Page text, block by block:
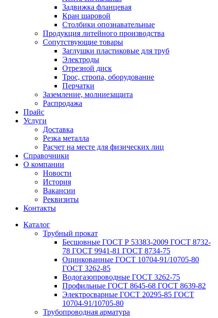
Задвижка фланцевая
Кран шаровой
Столбики опознавательные
Продукция литейного производства
Сопутствующие товары
Заглушки пластиковые для труб
Электроды
Отрезной диск
Трос, стропа, оборудование
Перчатки
Заземление, молниезащита
Распродажа
Прайс
Услуги
Доставка
Резка металла
Расчет на месте для физических лиц
Справочники
О компании
Новости
История
Вакансии
Реквизиты
Контакты
Каталог
Трубный прокат
Беcшовные ГОСТ Р 53383-2009 ГОСТ 8732-
78 ГОСТ 9941-81 ГОСТ 8734-75
Оцинкованные ГОСТ 10704-91/10705-80
ГОСТ 3262-85
Водогазопроводные ГОСТ 3262-75
Профильные ГОСТ 8645-68 ГОСТ 8639-82
Электросварные ГОСТ 20295-85 ГОСТ
10704-91/10705-80
Трубопроводная арматура